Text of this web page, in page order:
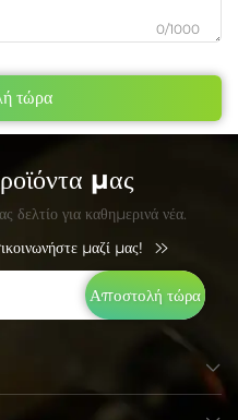
0/1000
τώρα
μας
δελτίο για καθημερινά νέα.
μαζί μας!
Αποστολή τώρα